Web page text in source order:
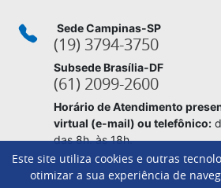
Sede Campinas-SP
(19) 3794-3750
Subsede Brasília-DF
(61) 2099-2600
Horário de Atendimento
virtual (e-mail) ou telefônico:
das 8h. às 18h.
Este site utiliza cookies e outras
otimizar a sua experiência de